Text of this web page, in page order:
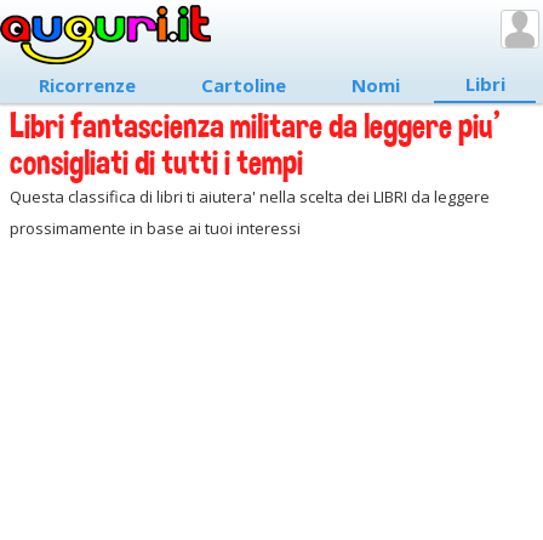
Ricorrenze Cartoline Nomi Libri
Libri fantascienza militare da leggere piu'
consigliati di tutti i tempi
Questa classifica di libri ti aiutera' nella scelta dei LIBRI da leggere
prossimamente in base ai tuoi interessi